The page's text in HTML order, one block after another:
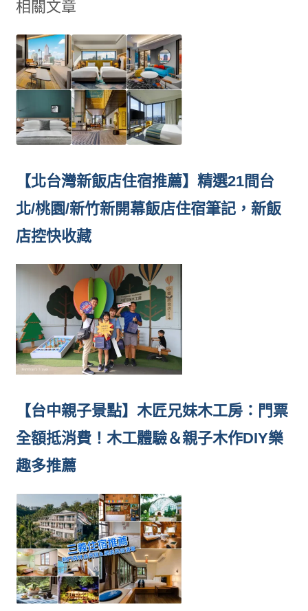
相關文章
【北台灣新飯店住宿推薦】精選21間台
北/桃園/新竹新開幕飯店住宿筆記，新飯
店控快收藏
【台中親子景點】木匠兄妹木工房：門票
全額抵消費！木工體驗＆親子木作DIY樂
趣多推薦